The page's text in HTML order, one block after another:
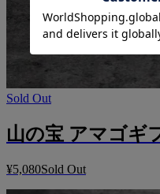
Sold Out
山の宝 アマゴギ
¥5,080Sold Out